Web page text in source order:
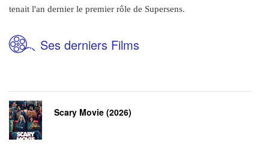
tenait l'an dernier le premier rôle de Supersens.
Ses derniers Films
Scary Movie (2026)